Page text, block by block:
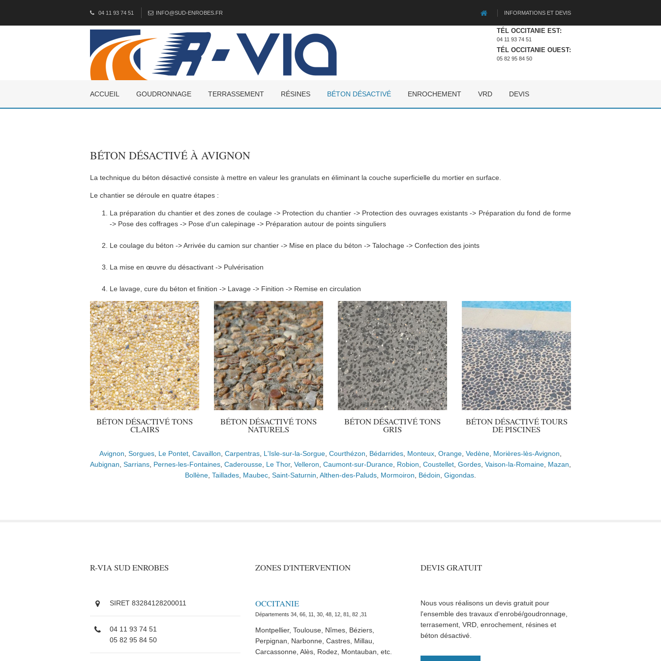
04 11 93 74 51 INFO@SUD-ENROBES.FR INFORMATIONS ET DEVIS
TÉL OCCITANIE EST:
04 11 93 74 51
TÉL OCCITANIE OUEST:
05 82 95 84 50
ACCUEIL GOUDRONNAGE TERRASSEMENT RÉSINES BÉTON DÉSACTIVÉ ENROCHEMENT VRD DEVIS
BÉTON DÉSACTIVÉ À AVIGNON
La technique du béton désactivé consiste à mettre en valeur les granulats en éliminant la couche superficielle du mortier en surface.
Le chantier se déroule en quatre étapes :
La préparation du chantier et des zones de coulage -> Protection du chantier -> Protection des ouvrages existants -> Préparation du fond de forme
-> Pose des coffrages -> Pose d'un calepinage -> Préparation autour de points singuliers
Le coulage du béton -> Arrivée du camion sur chantier -> Mise en place du béton -> Talochage -> Confection des joints
La mise en œuvre du désactivant -> Pulvérisation
Le lavage, cure du béton et finition -> Lavage -> Finition -> Remise en circulation
BÉTON DÉSACTIVÉ TONS
CLAIRS
BÉTON DÉSACTIVÉ TONS
NATURELS
BÉTON DÉSACTIVÉ TONS
GRIS
BÉTON DÉSACTIVÉ TOURS
DE PISCINES
Avignon Sorgues Le Pontet Cavaillon Carpentras L'Isle-sur-la-Sorgue Courthézon Bédarrides Monteux Orange Vedène Morières-lès-Avignon
Aubignan Sarrians Pernes-les-Fontaines Caderousse Le Thor, Velleron Caumont-sur-Durance Robion Coustellet Gordes Vaison-la-Romaine Mazan
Bollène Taillades Maubec Saint-Saturnin Althen-des-Paluds Mormoiron Bédoin Gigondas
R-VIA SUD ENROBES
SIRET 83284128200011
04 11 93 74 51
05 82 95 84 50
ZONES D'INTERVENTION
OCCITANIE
Départements 34, 66, 11, 30, 48, 12, 81, 82 ,31
Montpellier, Toulouse, Nîmes, Béziers,
Perpignan, Narbonne, Castres, Millau,
Carcassonne, Alès, Rodez, Montauban, etc.
DEVIS GRATUIT
Nous vous réalisons un devis gratuit pour
l'ensemble des travaux d'enrobé/goudronnage,
terrasement, VRD, enrochement, résines et
béton désactivé.